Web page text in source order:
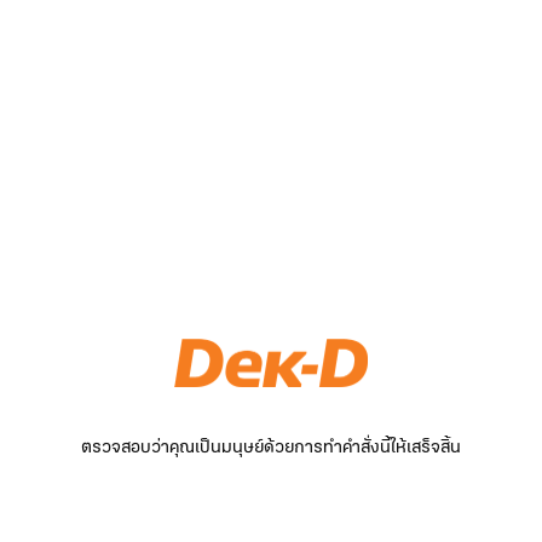
ตรวจสอบว่าคุณเป็นมนุษย์ด้วยการทำคำสั่งนี้ให้เสร็จสิ้น